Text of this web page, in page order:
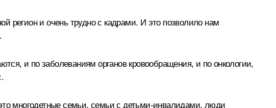
регион и очень трудно с кадрами. И это позволило нам
и по заболеваниям органов кровообращения, и по онкологии,
многодетные семьи, семьи с детьми-инвалидами, люди